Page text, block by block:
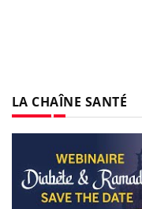
LA CHAÎNE SANTÉ